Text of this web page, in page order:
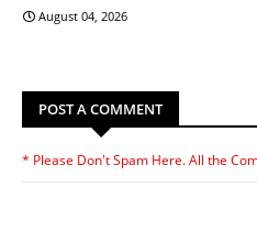
August 04, 2026
POST A COMMENT
* Please Don't Spam Here. All the